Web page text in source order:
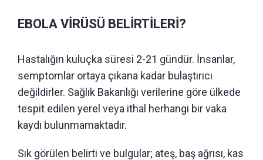
EBOLA VİRÜSÜ BELİRTİLERİ?
Hastalığın kuluçka süresi 2-21 gündür. İnsanlar,
semptomlar ortaya çıkana kadar bulaştırıcı
değildirler. Sağlık Bakanlığı verilerine göre ülkede
tespit edilen yerel veya ithal herhangi bir vaka
kaydı bulunmamaktadır.
Sık görülen belirti ve bulgular; ateş, baş ağrısı, kas